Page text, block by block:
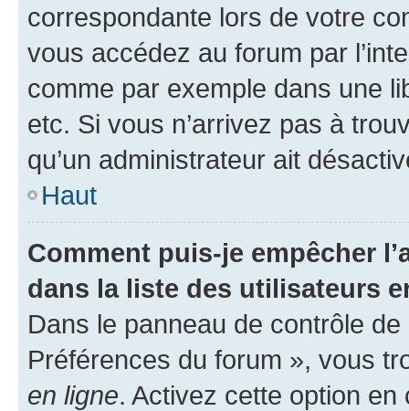
correspondante lors de votre
vous accédez au forum par
comme par exemple dans une
etc. Si vous n’arrivez pas à
qu’un administrateur ait
Haut
Comment puis-je empêcher
dans la liste des utilisateurs
Dans le panneau de contrôle
Préférences du forum », vous
en ligne. Activez cette option